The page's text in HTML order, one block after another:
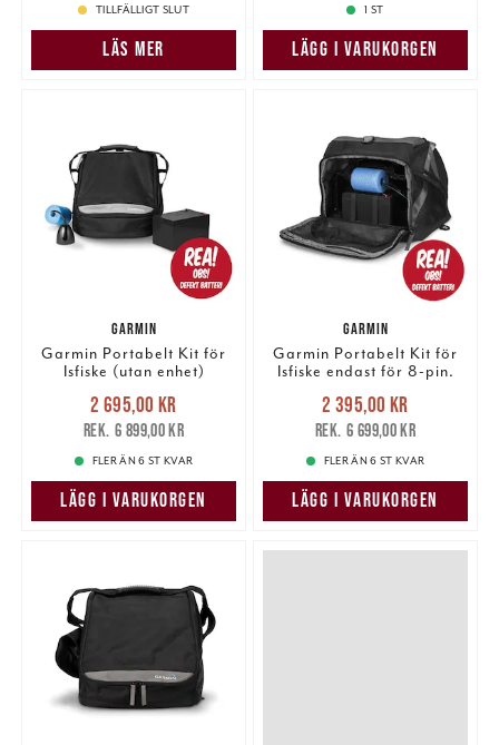
TILLFÄLLIGT SLUT
LÄS MER
1 ST
LÄGG I VARUKORGEN
GARMIN
Garmin Portabelt Kit för
Isfiske (utan enhet)
Nuvarande pris
2 695,00 krTidigare pris
6 899,00 kr
2 695,00 kr
6 899,00 kr
FLER ÄN 6 ST KVAR
LÄGG I VARUKORGEN
GARMIN
Garmin Portabelt Kit för
Isfiske endast för 8-pin.
Nuvarande pris
2 395,00 krTidigare pris
6 699,00 kr
2 395,00 kr
6 699,00 kr
FLER ÄN 6 ST KVAR
LÄGG I VARUKORGEN